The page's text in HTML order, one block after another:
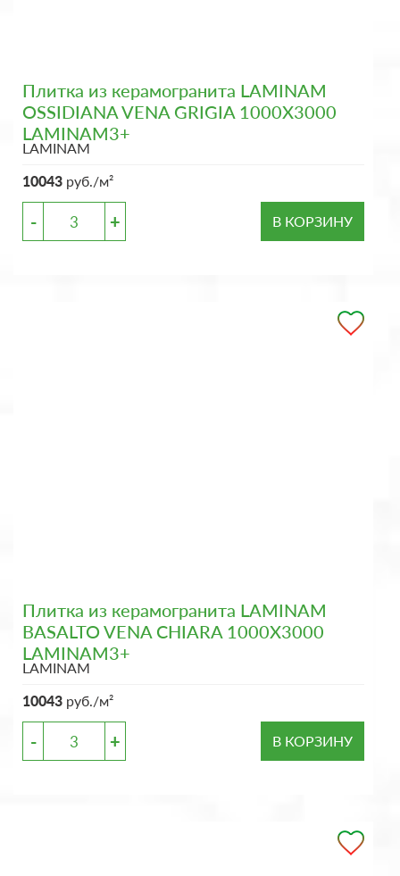
Плитка из керамогранита LAMINAM
OSSIDIANA VENA GRIGIA 1000X3000
LAMINAM3+
LAMINAM
10043 руб./м²
- + В КОРЗИНУ
Плитка из керамогранита LAMINAM
BASALTO VENA CHIARA 1000X3000
LAMINAM3+
LAMINAM
10043 руб./м²
- + В КОРЗИНУ